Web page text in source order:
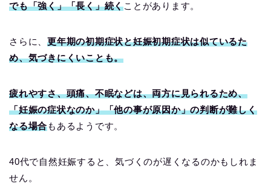
でも「強く」「長く」続くことがあります。
さらに、更年期の初期症状と妊娠初期症状は似ているた
め、気づきにくいことも。
疲れやすさ、頭痛、不眠などは、両方に見られるため、
「妊娠の症状なのか」「他の事が原因か」の判断が難しく
なる場合もあるようです。
40代で自然妊娠すると、気づくのが遅くなるのかもしれま
せん。